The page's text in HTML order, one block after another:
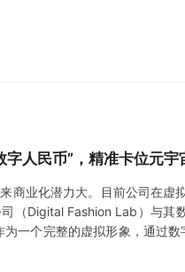
人民币”，精准卡位元宇
业化潜力大。目前公司在虚
（Digital Fashion Lab）与其
一个完整的虚拟形象，通过